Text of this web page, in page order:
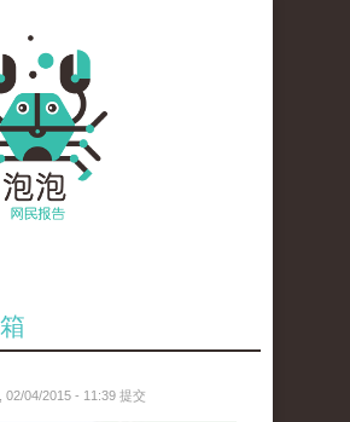
02/04/2015 - 11:39 提交